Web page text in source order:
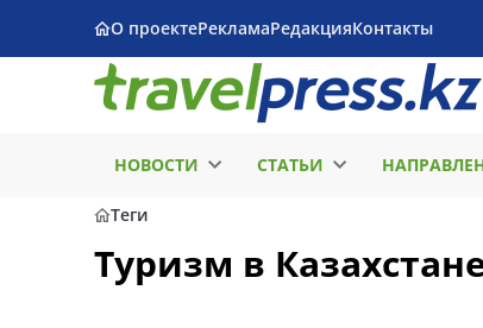
О проектеРекламаРедакцияКонтакты
НОВОСТИ СТАТЬИ
Теги
Туризм в